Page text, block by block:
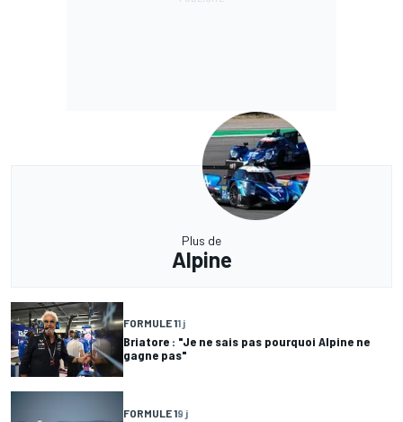
Plus de
Alpine
FORMULE 11 j
Briatore : "Je ne sais pas pourquoi Alpine ne
gagne pas"
FORMULE 19 j